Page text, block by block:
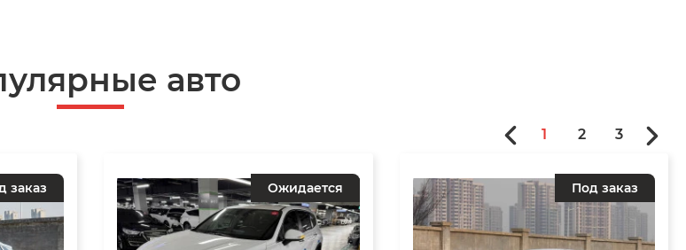
авто
заказ Ожидается Под заказ
1 2 3